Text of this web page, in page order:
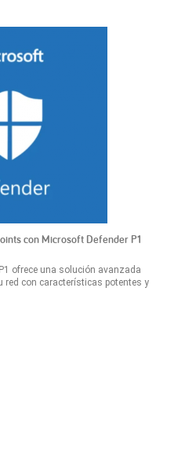
con Microsoft Defender P1
ofrece una solución avanzada
red con características potentes y